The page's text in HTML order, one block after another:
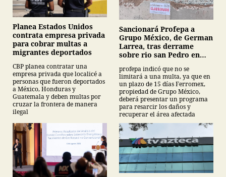
Planea Estados Unidos
contrata empresa privada
para cobrar multas a
migrantes deportados
CBP planea contratar una
empresa privada que localicé a
personas que fueron deportados
a México, Honduras y
Guatemala y deben multas por
cruzar la frontera de manera
ilegal
Sancionará Profepa a
Grupo México, de German
Larrea, tras derrame
sobre rio san Pedro en
profepa indicó que no se
limitará a una multa, ya que en
un plazo de 15 días Ferromex,
propiedad de Grupo México,
deberá presentar un programa
para resarcir los daños y
recuperar el área afectada